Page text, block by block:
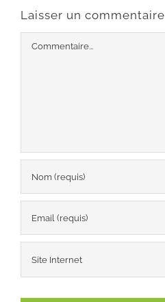
Laisser un commentaire
Commentaire